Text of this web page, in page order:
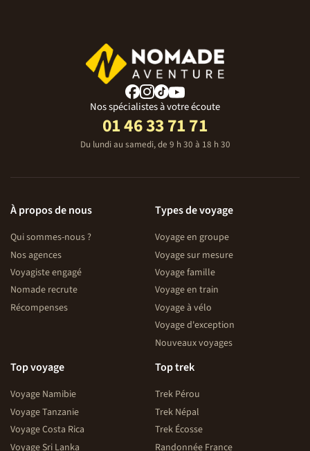
Nos spécialistes à votre écoute
01 46 33 71 71
Du lundi au samedi, de 9 h 30 à 18 h 30
À propos de nous
Qui sommes-nous ?
Nos agences
Voyagiste engagé
Nomade recrute
Récompenses
Types de voyage
Voyage en groupe
Voyage sur mesure
Voyage famille
Voyage en train
Voyage à vélo
Voyage d'exception
Nouveaux voyages
Top voyage
Voyage Namibie
Voyage Tanzanie
Voyage Costa Rica
Voyage Sri Lanka
Top trek
Trek Pérou
Trek Népal
Trek Écosse
Randonnée France